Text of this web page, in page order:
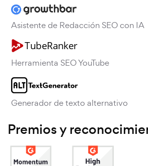
Asistente de Redacción SEO con IA
Herramienta SEO YouTube
Generador de texto alternativo
Premios y